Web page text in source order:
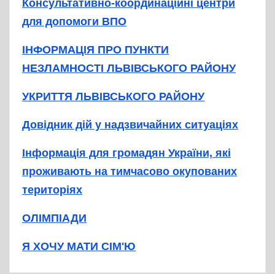
Консультативно-координаційні центри
для допомоги ВПО
ІНФОРМАЦІЯ ПРО ПУНКТИ
НЕЗЛАМНОСТІ ЛЬВІВСЬКОГО РАЙОНУ
УКРИТТЯ ЛЬВІВСЬКОГО РАЙОНУ
Довідник дій у надзвичайних ситуаціях
Інформація для громадян України, які
проживають на тимчасово окупованих
територіях
ОЛІМПІАДИ
Я ХОЧУ МАТИ СІМ'Ю